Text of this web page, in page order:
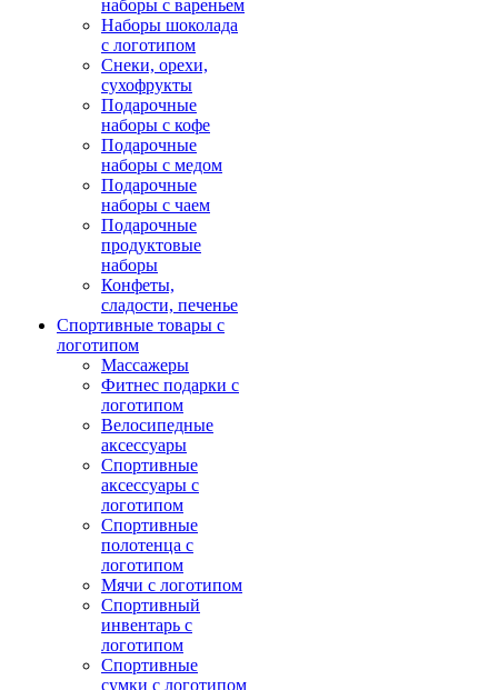
наборы с вареньем
Наборы шоколада
с логотипом
Снеки, орехи,
сухофрукты
Подарочные
наборы с кофе
Подарочные
наборы с медом
Подарочные
наборы с чаем
Подарочные
продуктовые
наборы
Конфеты,
сладости, печенье
Спортивные товары с
логотипом
Массажеры
Фитнес подарки с
логотипом
Велосипедные
аксессуары
Спортивные
аксессуары с
логотипом
Спортивные
полотенца с
логотипом
Мячи с логотипом
Спортивный
инвентарь с
логотипом
Спортивные
сумки с логотипом